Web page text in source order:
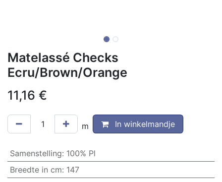
Matelassé Checks
Ecru/Brown/Orange
11,16 €
m In winkelmandje
Samenstelling: 100% Pl
Breedte in cm: 147